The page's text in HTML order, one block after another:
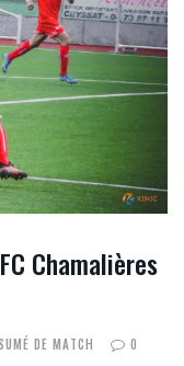
Chamalières
DE MATCH 0